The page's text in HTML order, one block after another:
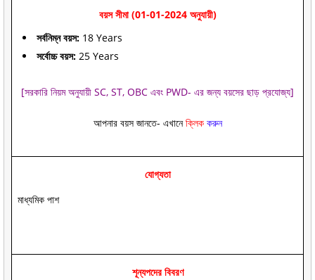
বয়স সীমা (01-01-2024 অনুযায়ী)
সর্বনিম্ন বয়স: 18 Years
সর্বোচ্চ বয়স: 25 Years
[সরকারি নিয়ম অনুযায়ী SC, ST, OBC এবং PWD- এর জন্য বয়সের ছাড় প্রযোজ্য]
আপনার বয়স জানতে- এখানে ক্লিককরুন
যোগ্যতা
মাধ্যমিক পাশ
শূন্যপদের বিবরণ